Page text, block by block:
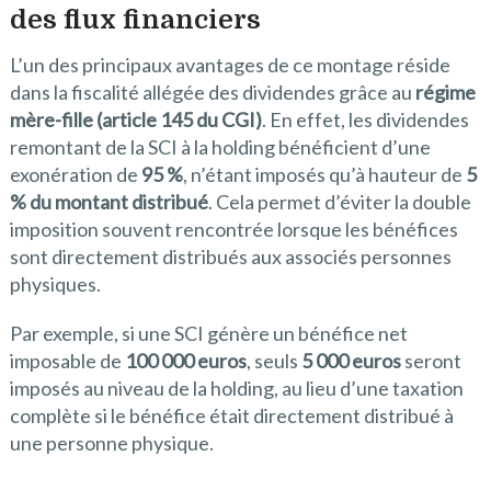
des flux financiers
L’un des principaux avantages de ce montage réside
dans la fiscalité allégée des dividendes grâce au régime
mère-fille (article 145 du CGI). En effet, les dividendes
remontant de la SCI à la holding bénéficient d’une
exonération de 95 %, n’étant imposés qu’à hauteur de 5
% du montant distribué. Cela permet d’éviter la double
imposition souvent rencontrée lorsque les bénéfices
sont directement distribués aux associés personnes
physiques.
Par exemple, si une SCI génère un bénéfice net
imposable de 100 000 euros, seuls 5 000 eurosseront
imposés au niveau de la holding, au lieu d’une taxation
complète si le bénéfice était directement distribué à
une personne physique.